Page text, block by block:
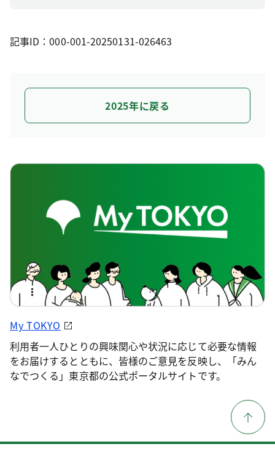
記事ID：000-001-20250131-026463
2025年に戻る
My TOKYO
利用者一人ひとりの興味関心や状況に応じて必要な情報
をお届けするとともに、皆様のご意見を反映し、「みん
なでつくる」東京都の公式ポータルサイトです。